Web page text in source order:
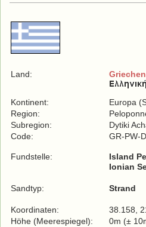
Land:
Kontinent:
Europa
Region:
Subregion:
Dytiki
Code:
GR-PW-
Fundstelle:
Island
Ionian
Sandtyp: Strand
Koordinaten:
38.158,
Höhe (Meerespiegel):
0m (±